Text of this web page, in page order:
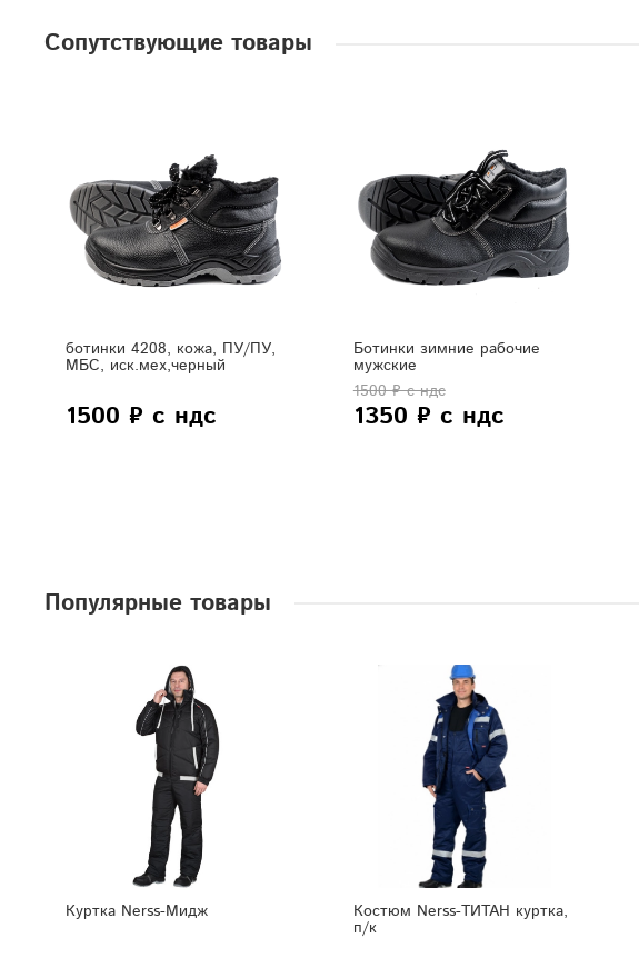
Сопутствующие товары
ботинки 4208, кожа, ПУ/ПУ,
МБС, иск.мех,черный
1500 ₽ с ндс
Ботинки зимние рабочие
мужские
1500 ₽ с ндс
1350 ₽ с ндс
Популярные товары
Куртка Nerss-Мидж Костюм Nerss-ТИТАН куртка,
п/к